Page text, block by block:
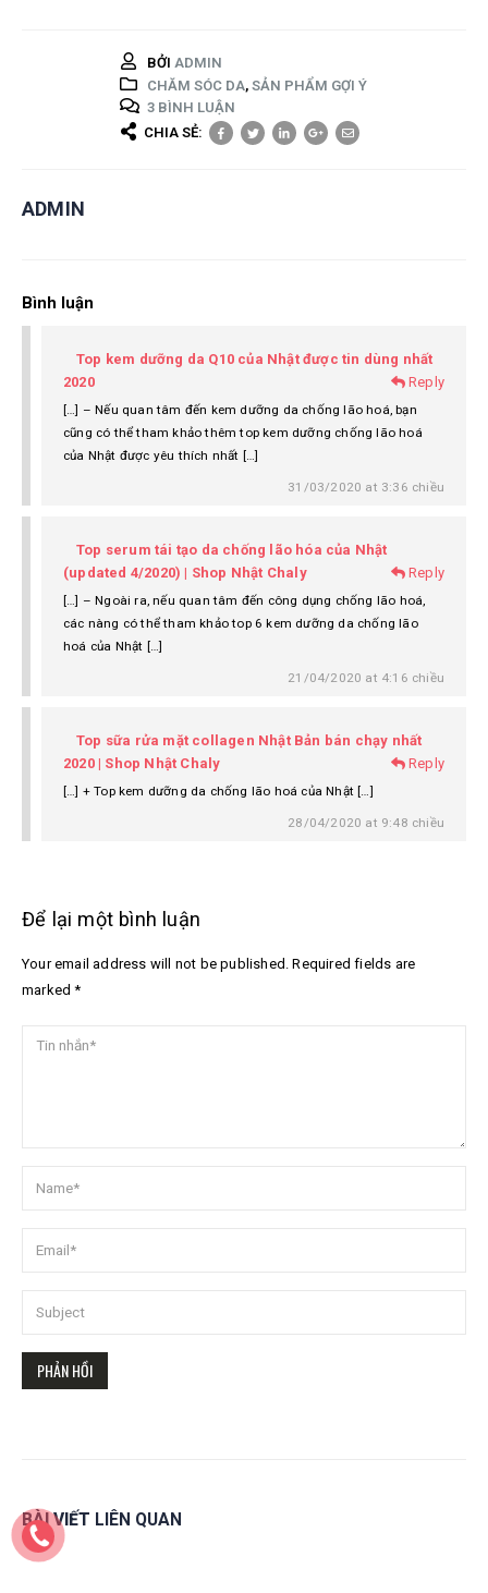
BỞI ADMIN
CHĂM SÓC DA, SẢN PHẨM GỢI Ý
3 BÌNH LUẬN
CHIA SẺ:
ADMIN
Bình luận
Top kem dưỡng da Q10 của Nhật được tin dùng nhất
2020
Reply
[…] – Nếu quan tâm đến kem dưỡng da chống lão hoá, bạn
cũng có thể tham khảo thêm top kem dưỡng chống lão hoá
của Nhật được yêu thích nhất […]
31/03/2020 at 3:36 chiều
Top serum tái tạo da chống lão hóa của Nhật
(updated 4/2020) | Shop Nhật Chaly
Reply
[…] – Ngoài ra, nếu quan tâm đến công dụng chống lão hoá,
các nàng có thể tham khảo top 6 kem dưỡng da chống lão
hoá của Nhật […]
21/04/2020 at 4:16 chiều
Top sữa rửa mặt collagen Nhật Bản bán chạy nhất
2020 | Shop Nhật Chaly
Reply
[…] + Top kem dưỡng da chống lão hoá của Nhật […]
28/04/2020 at 9:48 chiều
Để lại một bình luận
Your email address will not be published. Required fields are
marked *
BÀI VIẾT LIÊN QUAN